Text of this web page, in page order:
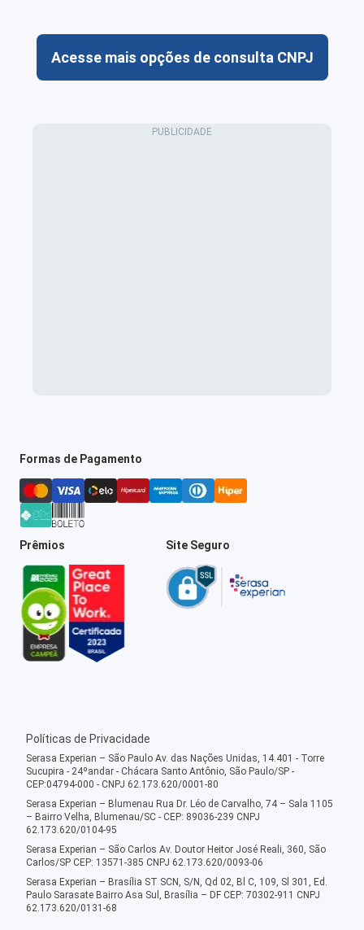
Acesse mais opções de consulta CNPJ
Formas de Pagamento
Prêmios Site Seguro
Políticas de Privacidade
Serasa Experian – São Paulo Av. das Nações Unidas, 14.401 - Torre
Sucupira - 24ºandar - Chácara Santo Antônio, São Paulo/SP -
CEP:04794-000 - CNPJ 62.173.620/0001-80
Serasa Experian – Blumenau Rua Dr. Léo de Carvalho, 74 – Sala 1105
– Bairro Velha, Blumenau/SC - CEP: 89036-239 CNPJ
62.173.620/0104-95
Serasa Experian – São Carlos Av. Doutor Heitor José Reali, 360, São
Carlos/SP CEP: 13571-385 CNPJ 62.173.620/0093-06
Serasa Experian – Brasília ST SCN, S/N, Qd 02, Bl C, 109, Sl 301, Ed.
Paulo Sarasate Bairro Asa Sul, Brasília – DF CEP: 70302-911 CNPJ
62.173.620/0131-68